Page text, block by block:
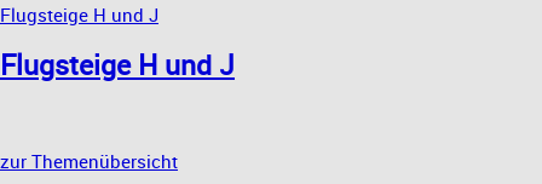
Flugsteige H und J
Flugsteige H und J
zur Themenübersicht